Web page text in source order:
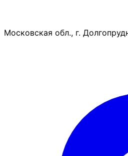
Московская обл., г.